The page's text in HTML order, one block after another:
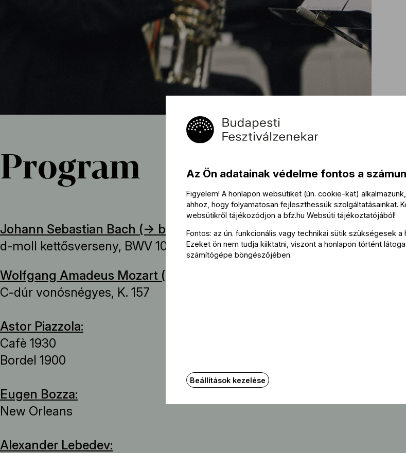
Program
Johann Sebastian Bach (→ bio
d-moll kettősverseny, BWV 1043
Wolfgang Amadeus Mozart (→
C-dúr vonósnégyes, K. 157
Astor Piazzola:
Cafè 1930
Bordel 1900
Eugen Bozza:
New Orleans
Alexander Lebedev:
Az Ön adatainak védelme fontos a
Figyelem! A honlapon websütiket (ún. cookie-kat)
ahhoz, hogy folyamatosan fejleszthessük szolgáltatásainkat.
websütikről tájékozódjon a bfz.hu Websüti tájékoztatójából!
Fontos: az ún. funkcionális vagy technikai sütik szükségesek a
Ezeket ön nem tudja kiiktatni, viszont a honlapon történt
számítógépe böngészőjében.
Beállítások kezelése